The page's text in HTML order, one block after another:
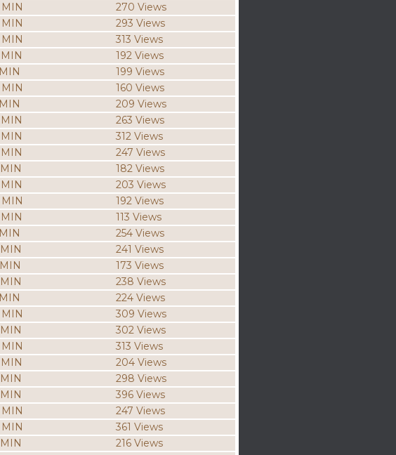
270 Views
293 Views
313 Views
192 Views
199 Views
160 Views
209 Views
263 Views
312 Views
247 Views
182 Views
203 Views
192 Views
113 Views
254 Views
241 Views
173 Views
238 Views
224 Views
309 Views
302 Views
313 Views
204 Views
298 Views
396 Views
247 Views
361 Views
216 Views